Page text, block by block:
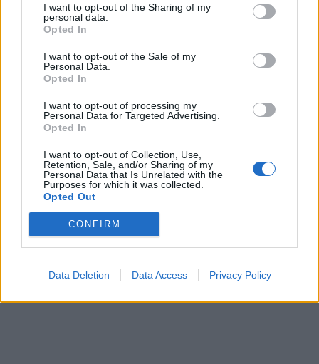
I want to opt-out of the Sharing of my
personal data.
Opted In
I want to opt-out of the Sale of my
Personal Data.
Opted In
I want to opt-out of processing my
Personal Data for Targeted Advertising.
Opted In
I want to opt-out of Collection, Use,
Retention, Sale, and/or Sharing of my
Personal Data that Is Unrelated with the
Purposes for which it was collected.
Opted Out
CONFIRM
Data Deletion Data Access Privacy Policy
Δείτε αυτή τη δημοσίευση στο Instagram.
ΔΙΑΦΗΜΙΣΗ